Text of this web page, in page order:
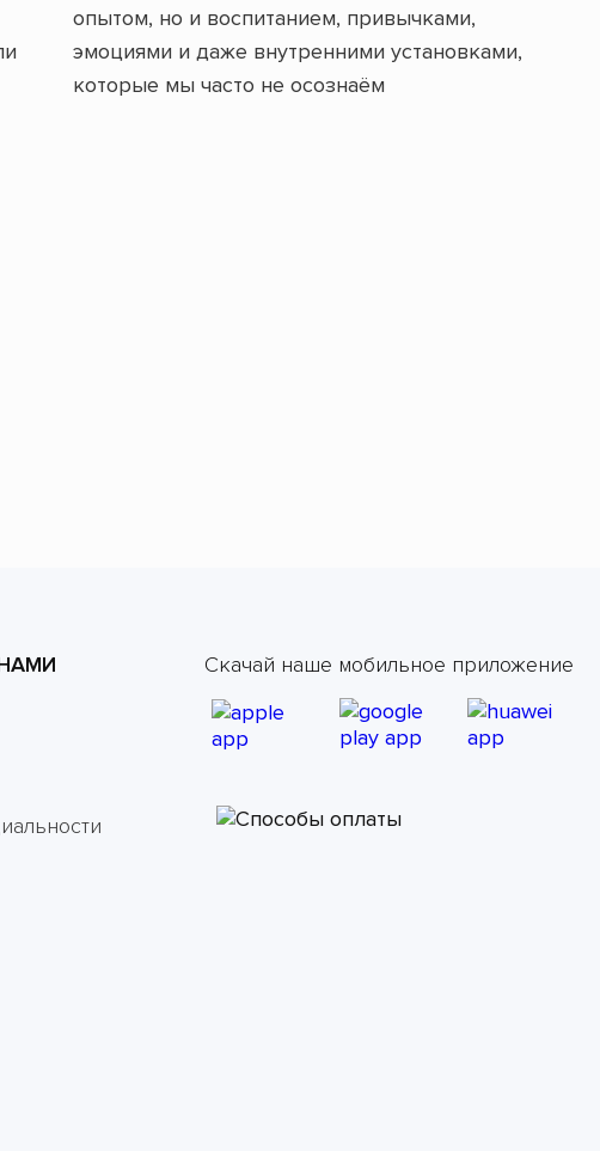
опытом, но и воспитанием, привычками,
эмоциями и даже внутренними установками,
которые мы часто не осознаём
Скачай наше мобильное приложение